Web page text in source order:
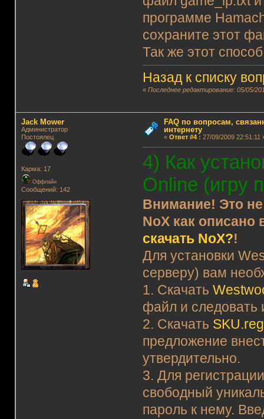
программе
сохраните этот
Так же этот
Назад к списку
«Последнее редактирование: 05/05/
Jack Mower
Администратор
Постоялец
Карма: 17
Оффлайн
Сообщений: 142
FAQ по вопросам,
интернету
« Ответ #4: 27/09/2009 22:51:11
4) Как
Online (игру
Внимание! Это
NoX как
скачать NoX?!
Для установки
серверу) вам
1. Скачать
файл и следовать
2. Скачать SKU.reg
предложение
утвердительно.
3. Для
свободный
пароль к нему.